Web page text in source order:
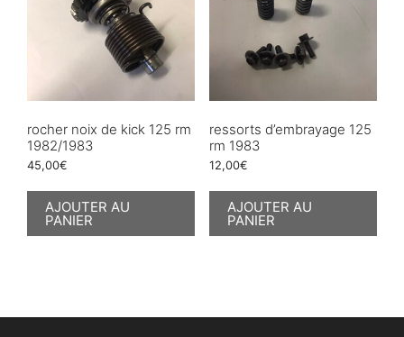
rocher noix de kick 125 rm
1982/1983
45,00€
AJOUTER AU
PANIER
ressorts d’embrayage 125
rm 1983
12,00€
AJOUTER AU
PANIER